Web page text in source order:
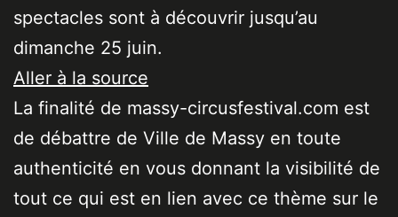
spectacles sont à découvrir jusqu’au
dimanche 25 juin.
Aller à la source
La finalité de massy-circusfestival.com est
de débattre de Ville de Massy en toute
authenticité en vous donnant la visibilité de
tout ce qui est en lien avec ce thème sur le